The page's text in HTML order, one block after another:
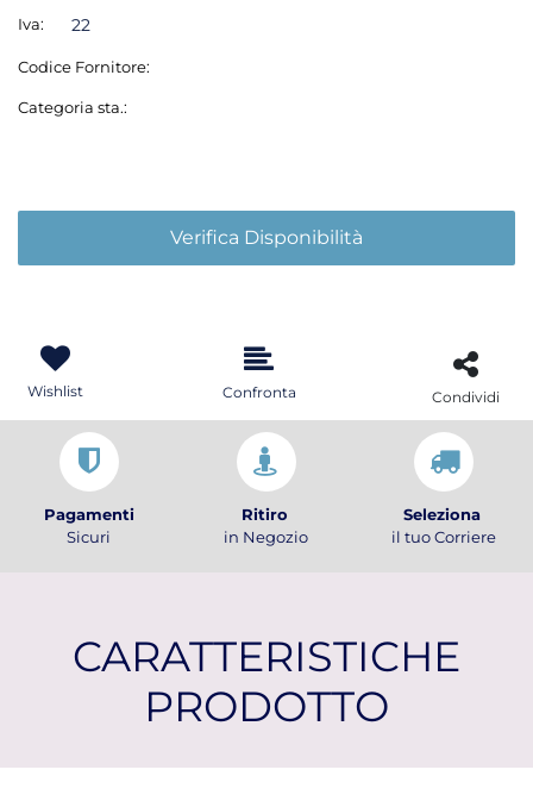
Iva: 22
Codice Fornitore:
Categoria sta.:
Verifica Disponibilità
Wishlist Confronta Condividi
Pagamenti
Sicuri
Ritiro
in Negozio
Seleziona
il tuo Corriere
CARATTERISTICHE
PRODOTTO